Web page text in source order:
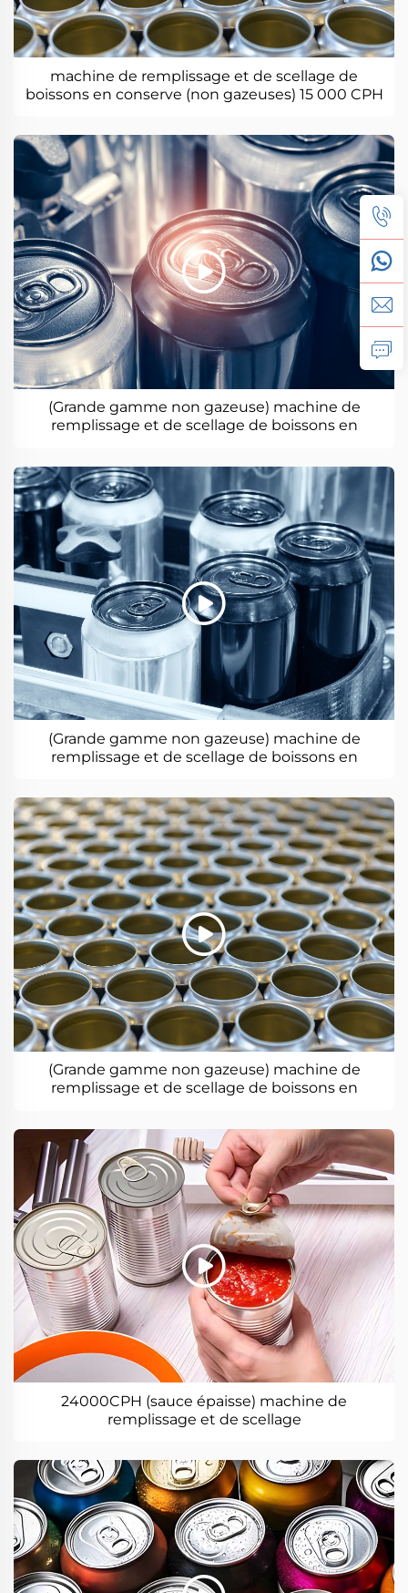
machine de remplissage et de scellage de
boissons en conserve (non gazeuses) 15 000 CPH
(Grande gamme non gazeuse) machine de
remplissage et de scellage de boissons en
(Grande gamme non gazeuse) machine de
remplissage et de scellage de boissons en
(Grande gamme non gazeuse) machine de
remplissage et de scellage de boissons en
24000CPH (sauce épaisse) machine de
remplissage et de scellage